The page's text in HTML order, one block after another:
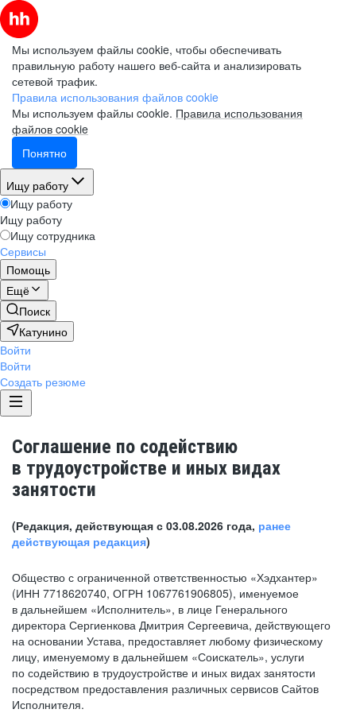
Мы используем файлы cookie, чтобы обеспечивать
правильную работу нашего веб-сайта и анализировать
сетевой трафик.
Правила использования файлов cookie
Мы используем файлы cookie. Правила использования
файлов cookie
Понятно
Ищу работу
Ищу работу
Ищу работу
Ищу сотрудника
Сервисы
Помощь
Ещё
Поиск
Катунино
Войти
Войти
Создать резюме
Соглашение по содействию
в трудоустройстве и иных видах
занятости
(Редакция, действующая с 03.08.2026 года, ранее
действующая редакция)
Общество с ограниченной ответственностью «Хэдхантер»
(ИНН 7718620740, ОГРН 1067761906805), именуемое
в дальнейшем «Исполнитель», в лице Генерального
директора Сергиенкова Дмитрия Сергеевича, действующего
на основании Устава, предоставляет любому физическому
лицу, именуемому в дальнейшем «Соискатель», услуги
по содействию в трудоустройстве и иных видах занятости
посредством предоставления различных сервисов Сайтов
Исполнителя.